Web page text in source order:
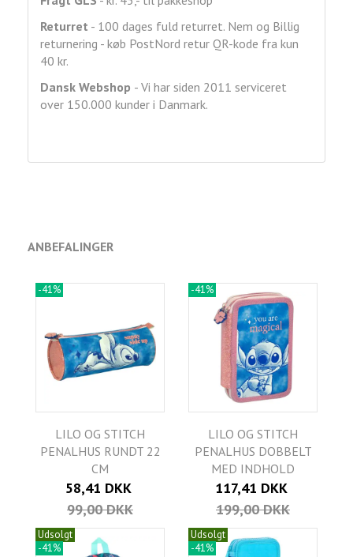
Returret - 100 dages fuld returret. Nem og Billig
returnering - køb PostNord retur QR-kode fra kun
40 kr.
Dansk Webshop - Vi har siden 2011 serviceret
over 150.000 kunder i Danmark.
ANBEFALINGER
-41%
LILO OG STITCH
PENALHUS RUNDT 22
CM
58,41 DKK
99,00 DKK
-41%
LILO OG STITCH
PENALHUS DOBBELT
MED INDHOLD
117,41 DKK
199,00 DKK
Udsolgt
-41%
Udsolgt
-41%